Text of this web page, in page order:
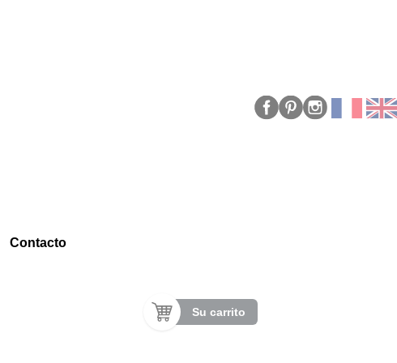
Contacto
Su carrito